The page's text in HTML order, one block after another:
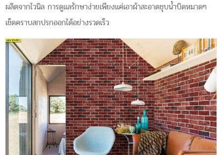
ผลิตจากไวนิล การดูแลรักษาง่ายเพียงแค่เอาผ้าสะอาดชุบน้ำบิดหมาดๆ
เช็ดคราบสกปรกออกได้อย่างรวดเร็ว